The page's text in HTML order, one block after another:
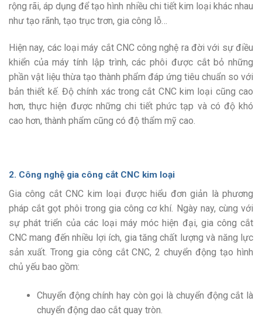
rộng rãi, áp dụng để tạo hình nhiều chi tiết kim loại khác nhau
như tạo rãnh, tạo trục trơn, gia công lỗ…
Hiện nay, các loại máy cắt CNC công nghệ ra đời với sự điều
khiển của máy tính lập trình, các phôi được cắt bỏ những
phần vật liệu thừa tạo thành phẩm đáp ứng tiêu chuẩn so với
bản thiết kế. Độ chính xác trong cắt CNC kim loại cũng cao
hơn, thực hiện được những chi tiết phức tạp và có độ khó
cao hơn, thành phẩm cũng có độ thẩm mỹ cao.
2. Công nghệ gia công cắt CNC kim loại
Gia công cắt CNC kim loại được hiểu đơn giản là phương
pháp cắt gọt phôi trong gia công cơ khí. Ngày nay, cùng với
sự phát triển của các loại máy móc hiện đại, gia công cắt
CNC mang đến nhiều lợi ích, gia tăng chất lượng và năng lực
sản xuất. Trong gia công cắt CNC, 2 chuyển động tạo hình
chủ yếu bao gồm:
Chuyển động chính hay còn gọi là chuyển động cắt là
chuyển động dao cắt quay tròn.